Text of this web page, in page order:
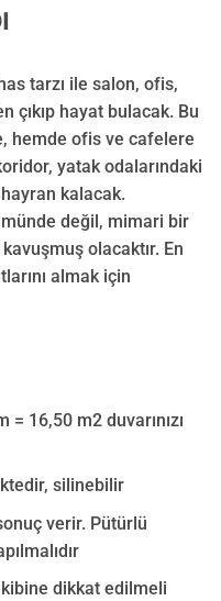
tarzı ile salon, ofis,
çıkıp hayat bulacak. Bu
hemde ofis ve cafelere
yatak odalarındaki
kalacak.
değil, mimari bir
olacaktır. En
almak için
16,50 m2 duvarınızı
silinebilir
verir. Pütürlü
dikkat edilmeli